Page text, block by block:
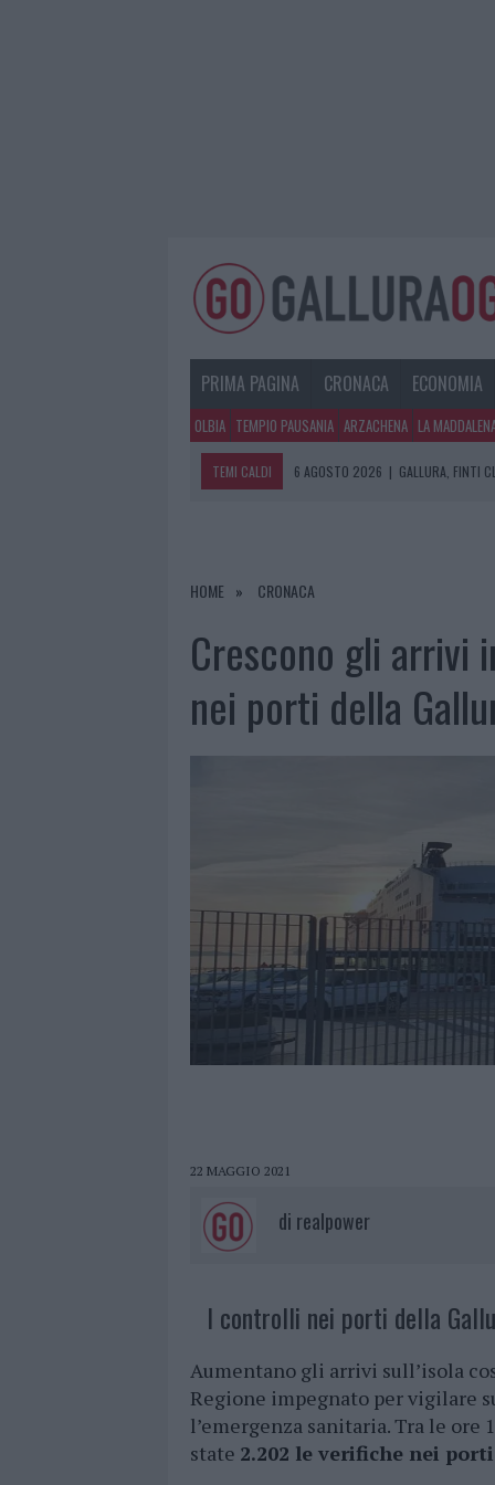
PRIMA PAGINA CRONACA ECONOMIA
OLBIA TEMPIO PAUSANIA ARZACHENA LA
TEMI CALDI 6 AGOSTO 2026 | GALLURA, FINTI
6 AGOSTO 2026
|
HOME CRONACA
Crescono gli arrivi
nei porti della
22 MAGGIO 2021
di realpower
I controlli nei porti della
Aumentano gli arrivi sull’isola
Regione impegnato per vigilare
l’emergenza sanitaria. Tra le ore
state 2.202 le verifiche nei